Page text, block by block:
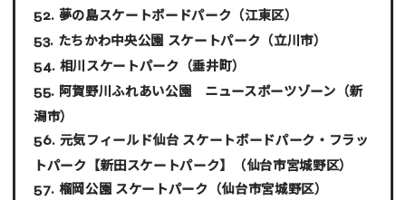
夢の島スケートボードパーク （江東区）
たちかわ中央公園 スケートパーク （立川市）
相川スケートパーク （垂井町）
阿賀野川ふれあい公園 ニュースポーツゾーン （新
潟市）
元気フィールド仙台 スケートボードパーク・フラッ
トパーク【新田スケートパーク】
（仙台市宮城野区）
榴岡公園 スケートパーク （仙台市宮城野区）